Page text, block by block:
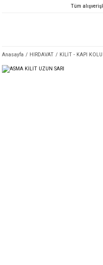
Tüm
Anasayfa HIRDAVAT KİLİT - KAPI KOLU